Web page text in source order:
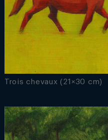
Trois chevaux (21×30 cm)